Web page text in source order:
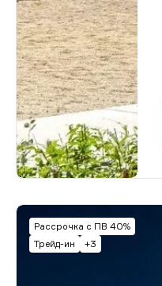
Рассрочка с ПВ 40%
Трейд-ин
+3